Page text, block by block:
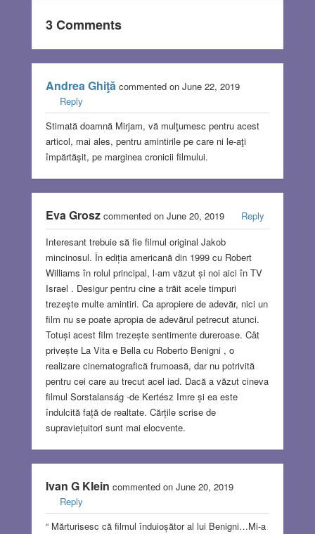
3 Comments
Andrea Ghiţăcommented on June 22, 2019
Reply
Stimată doamnă Mirjam, vă mulţumesc pentru acest
articol, mai ales, pentru amintirile pe care ni le-aţi
împărtăşit, pe marginea cronicii filmului.
Eva Groszcommented on June 20, 2019
Reply
Interesant trebuie să fie filmul original Jakob
mincinosul. În ediția americană din 1999 cu Robert
Williams în rolul principal, l-am văzut și noi aici în TV
Israel . Desigur pentru cine a trăit acele timpuri
trezește multe amintiri. Ca apropiere de adevăr, nici un
film nu se poate apropia de adevărul petrecut atunci.
Totuși acest film trezește sentimente dureroase. Cât
privește La Vita e Bella cu Roberto Benigni , o
realizare cinematografică frumoasă, dar nu potrivită
pentru cei care au trecut acel iad. Dacă a văzut cineva
filmul Sorstalanság -de Kertész Imre și ea este
îndulcită față de realtate. Cărțile scrise de
supraviețuitori sunt mai elocvente.
Ivan G Klein commented on June 20, 2019
Reply
“ Mărturisesc că filmul înduioșător al lui Benigni…Mi-a